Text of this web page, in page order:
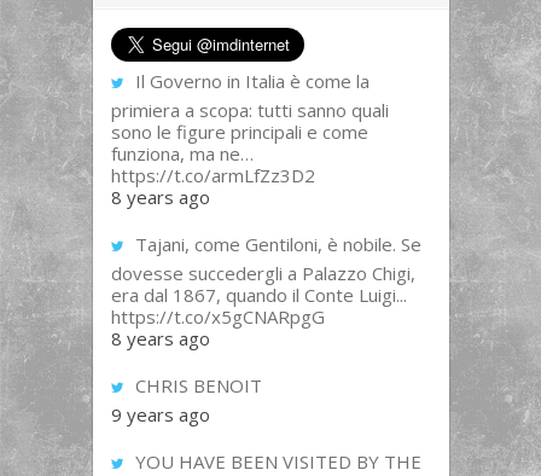
Il Governo in Italia è come la
primiera a scopa: tutti sanno quali
sono le figure principali e come
funziona, ma ne…
https://t.co/armLfZz3D2
8 years ago
Tajani, come Gentiloni, è nobile. Se
dovesse succedergli a Palazzo Chigi,
era dal 1867, quando il Conte Luigi...
https://t.co/x5gCNARpgG
8 years ago
CHRIS BENOIT
9 years ago
YOU HAVE BEEN VISITED BY THE